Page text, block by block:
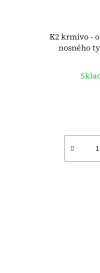
K2 krmivo -
nosného